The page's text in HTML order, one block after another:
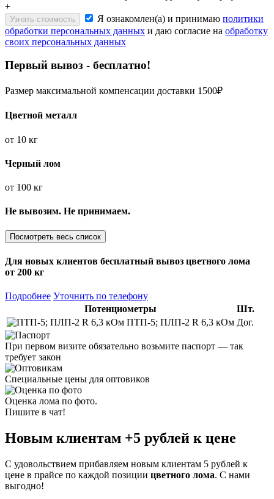
+
Узнать стоимость Я ознакомлен(а) и принимаю политики
обработки персональных данных и даю согласие на обработку
своих персональных данных
Первый вывоз - бесплатно!
Размер максимальной компенсации доставки 1500₽
Цветной металл
от 10 кг
Черный лом
от 100 кг
Не вывозим. Не принимаем.
Посмотреть весь список
Для новых клиентов бесплатный вывоз цветного лома
от 200 кг
Подробнее Уточнить по телефону
Потенциометры
Шт.
ПТП-5; ПЛП-2 R 6,3 кОм Дог.
При первом визите обязательно возьмите паспорт — так
требует закон
Специальные цены для оптовиков
Оценка лома по фото.
Пишите в чат!
Новым клиентам +5 рублей к цене
С удовольствием прибавляем новым клиентам 5 рублей к
цене в прайсе по каждой позиции цветного лома. С нами
выгодно!